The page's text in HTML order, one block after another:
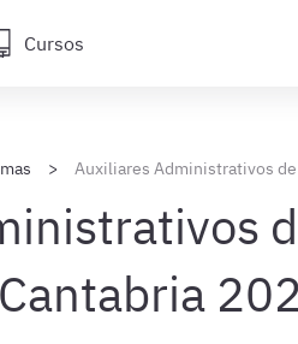
Cursos
Auxiliares Administrativos